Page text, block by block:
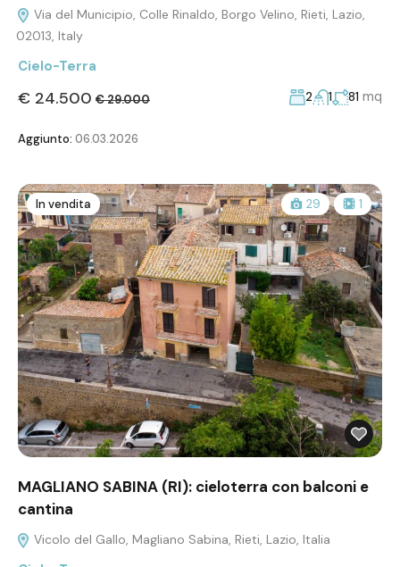
Via del Municipio, Colle Rinaldo, Borgo Velino, Rieti, Lazio,
02013, Italy
Cielo-Terra
€ 24.500 € 29.000 2 1 81 mq
Aggiunto: 06.03.2026
In vendita 29 1
MAGLIANO SABINA (RI): cieloterra con balconi e
cantina
Vicolo del Gallo, Magliano Sabina, Rieti, Lazio, Italia